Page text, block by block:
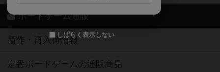
しばらく表示しない
ボードゲーム通販
新作・再入荷情報
定番ボードゲームの通販商品